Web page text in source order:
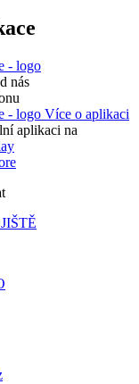
nás
Více o aplikaci
aplikaci na